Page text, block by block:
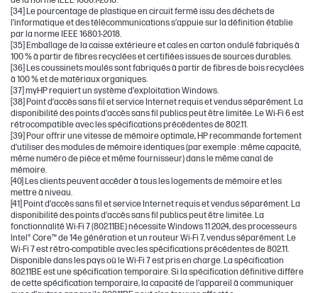
[34] Le pourcentage de plastique en circuit fermé issu des déchets de
l’informatique et des télécommunications s’appuie sur la définition établie
par la norme IEEE 1680.1-2018.
[35] Emballage de la caisse extérieure et cales en carton ondulé fabriqués à
100 % à partir de fibres recyclées et certifiées issues de sources durables.
[36] Les coussinets moulés sont fabriqués à partir de fibres de bois recyclées
à 100 % et de matériaux organiques.
[37] myHP requiert un système d’exploitation Windows.
[38] Point d’accès sans fil et service Internet requis et vendus séparément. La
disponibilité des points d’accès sans fil publics peut être limitée. Le Wi-Fi 6 est
rétrocompatible avec les spécifications précédentes de 802.11.
[39] Pour offrir une vitesse de mémoire optimale, HP recommande fortement
d’utiliser des modules de mémoire identiques (par exemple : même capacité,
même numéro de pièce et même fournisseur) dans le même canal de
mémoire.
[40] Les clients peuvent accéder à tous les logements de mémoire et les
mettre à niveau.
[41] Point d’accès sans fil et service Internet requis et vendus séparément. La
disponibilité des points d’accès sans fil publics peut être limitée. La
fonctionnalité Wi-Fi 7 (802.11BE) nécessite Windows 11 2024, des processeurs
Intel® Core™ de 14e génération et un routeur Wi-Fi 7, vendus séparément. Le
Wi-Fi 7 est rétro-compatible avec les spécifications précédentes de 802.11.
Disponible dans les pays où le Wi-Fi 7 est pris en charge. La spécification
802.11BE est une spécification temporaire. Si la spécification définitive diffère
de cette spécification temporaire, la capacité de l’appareil à communiquer